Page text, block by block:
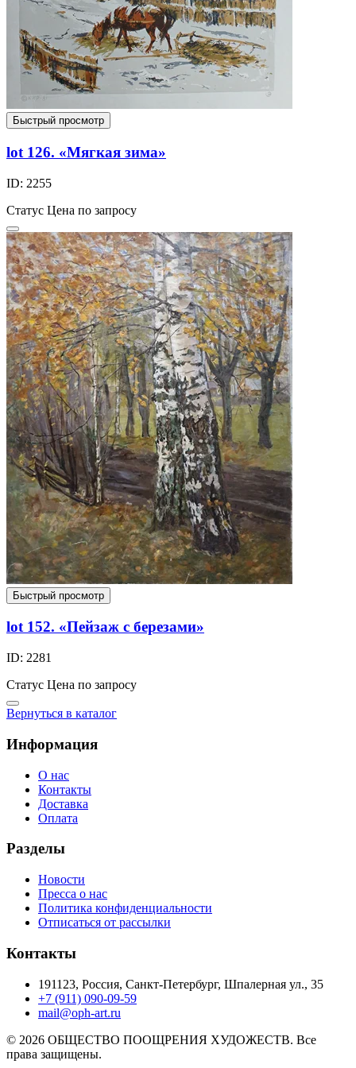
Быстрый просмотр
lot 126. «Мягкая зима»
ID: 2255
Статус Цена по запросу
Быстрый просмотр
lot 152. «Пейзаж с березами»
ID: 2281
Статус Цена по запросу
Вернуться в каталог
Информация
О нас
Контакты
Доставка
Оплата
Разделы
Новости
Пресса о нас
Политика конфиденциальности
Отписаться от рассылки
Контакты
191123, Россия, Санкт-Петербург, Шпалерная ул., 35
+7 (911) 090-09-59
mail@oph-art.ru
© 2026 ОБЩЕСТВО ПООЩРЕНИЯ ХУДОЖЕСТВ. Все
права защищены.